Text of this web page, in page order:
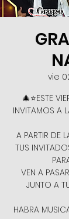
vie
🎄⭐️ESTE
INVITAMOS A
A PARTIR DE
TUS
VEN A
JUNTO A
HABRA